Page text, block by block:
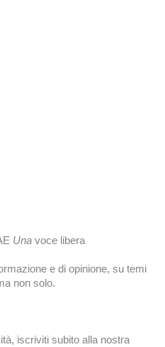
Una voce libera
e di opinione, su temi
non solo.
iscriviti subito alla nostra